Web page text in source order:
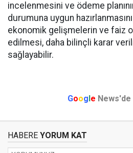
incelenmesini ve ödeme
durumuna uygun
ekonomik gelişmelerin ve faiz
edilmesi, daha bilinçli karar
sağlayabilir.
Google
HABERE YORUM KAT